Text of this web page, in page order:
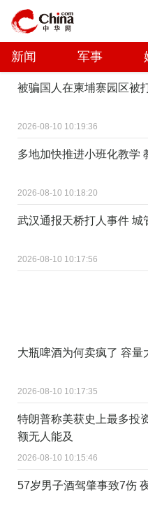
新闻 军事
被骗国人在柬埔寨园区被
2026-08-10 10:19:36
多地加快推进小班化教学
2026-08-10 10:18:20
武汉通报天桥打人事件 城
2026-08-10 10:17:56
大瓶啤酒为何卖疯了 容量
2026-08-10 10:17:35
特朗普称美获史上最多投
额无人能及
2026-08-10 10:15:46
57岁男子酒驾肇事致7伤